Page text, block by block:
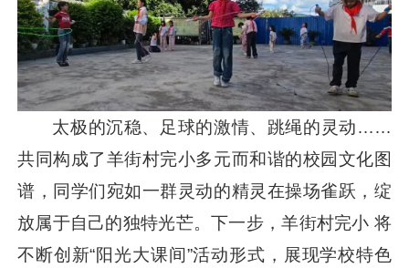
太极的沉稳、足球的激情、跳绳的灵动……
共同构成了羊街村完小多元而和谐的校园文化图
谱，同学们宛如一群灵动的精灵在操场雀跃，绽
放属于自己的独特光芒。下一步，羊街村完小 将
不断创新“阳光大课间”活动形式，展现学校特色